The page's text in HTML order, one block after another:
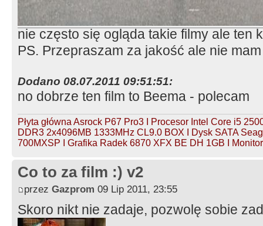
nie często się ogląda takie filmy ale ten
PS. Przepraszam za jakość ale nie
Dodano 08.07.2011 09:51:51:
no dobrze ten film to Beema - polecam
Płyta główna Asrock P67 Pro3 I Procesor Intel Core i5
DDR3 2x4096MB 1333MHz CL9.0 BOX I Dysk SATA
700MXSP I Grafika Radek 6870 XFX BE DH 1GB I
Co to za film :) v2
przez Gazprom 09 Lip 2011, 23:55
Skoro nikt nie zadaje, pozwolę sobie